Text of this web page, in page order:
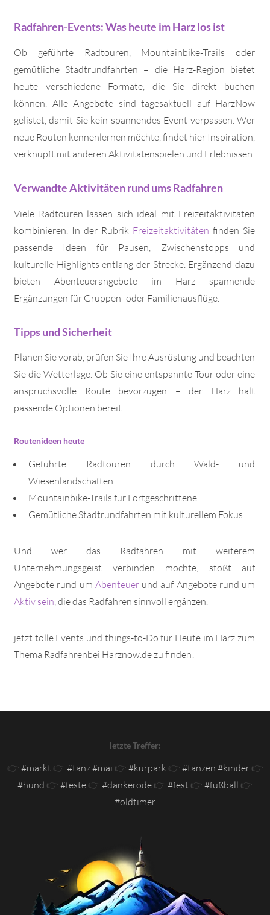
Radfahren-Events: Was heute im Harz los ist
Ob geführte Radtouren, Mountainbike-Trails oder
gemütliche Stadtrundfahrten – die Harz-Region bietet
heute verschiedene Formate, die Sie direkt buchen
können. Alle Angebote sind tagesaktuell auf HarzNow
gelistet, damit Sie kein spannendes Event verpassen. Wer
neue Routen kennenlernen möchte, findet hier Inspiration,
verknüpft mit anderen Aktivitätenspielen und Erlebnissen.
Verwandte Aktivitäten rund ums Radfahren
Viele Radtouren lassen sich ideal mit Freizeitaktivitäten
kombinieren. In der Rubrik Freizeitaktivitäten finden Sie
passende Ideen für Pausen, Zwischenstopps und
kulturelle Highlights entlang der Strecke. Ergänzend dazu
bieten Abenteuerangebote im Harz spannende
Ergänzungen für Gruppen- oder Familienausflüge.
Tipps und Sicherheit
Planen Sie vorab, prüfen Sie Ihre Ausrüstung und beachten
Sie die Wetterlage. Ob Sie eine entspannte Tour oder eine
anspruchsvolle Route bevorzugen – der Harz hält
passende Optionen bereit.
Routenideen heute
Geführte Radtouren durch Wald- und
Wiesenlandschaften
Mountainbike-Trails für Fortgeschrittene
Gemütliche Stadtrundfahrten mit kulturellem Fokus
Und wer das Radfahren mit weiterem
Unternehmungsgeist verbinden möchte, stößt auf
Angebote rund um Abenteuerund auf Angebote rund um
Aktiv sein , die das Radfahren sinnvoll ergänzen.
jetzt tolle Events und things-to-Do für Heute im Harz zum
Thema Radfahrenbei Harznow.de zu finden!
letzte Treffer:
👉 #markt 👉 #tanz #mai 👉 #kurpark 👉 #tanzen #kinder👉
#hund 👉 #feste 👉 #dankerode 👉 #fest 👉 #fußball 👉
#oldtimer